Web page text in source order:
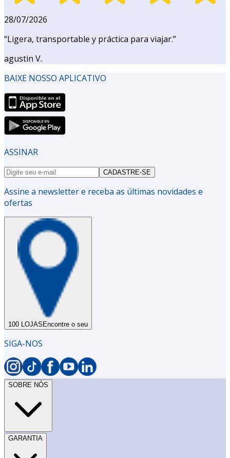
28/07/2026
“Ligera, transportable y práctica para viajar.”
agustin V.
BAIXE NOSSO APLICATIVO
ASSINAR
CADASTRE-SE
Assine a newsletter e receba as últimas novidades e
ofertas
100 LOJAS Encontre o seu
SIGA-NOS
SOBRE NÓS
GARANTIA